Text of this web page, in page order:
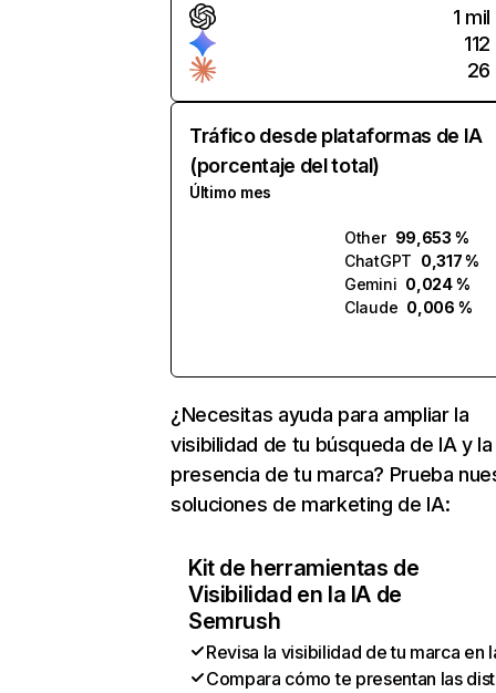
1 mil
112
26
Tráfico desde plataformas de IA
(porcentaje del total)
Último mes
Other 99,653 %
ChatGPT 0,317 %
Gemini 0,024 %
Claude 0,006 %
¿Necesitas ayuda para ampliar la
visibilidad de tu búsqueda de IA y la
presencia de tu marca? Prueba
soluciones de marketing de IA:
Kit de herramientas de
Visibilidad en la IA de
Semrush
Revisa la visibilidad de tu marca en
Compara cómo te presentan las